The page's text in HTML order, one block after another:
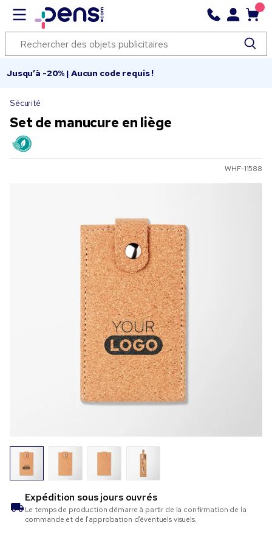
Jusqu’à -20% | Aucun code requis !
Sécurité
Set de manucure en liège
WHF-11588
Expédition sousjours ouvrés
Le temps de production démarre à partir de la confirmation de la
commande et de l’approbation d’éventuels visuels.